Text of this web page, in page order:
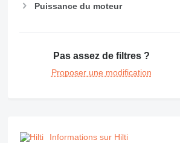
Puissance du moteur
Pas assez de filtres ?
Proposer une modification
Informations sur Hilti